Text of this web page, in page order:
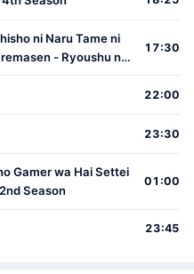
ni Naru Tame ni
- Ryoushu no
17:30
22:00
23:30
Gamer wa Hai Settei
Season
01:00
23:45